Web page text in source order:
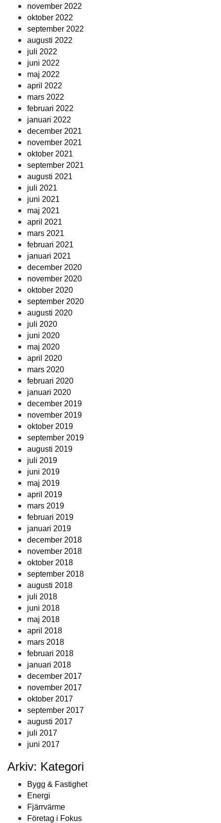
november 2022
oktober 2022
september 2022
augusti 2022
juli 2022
juni 2022
maj 2022
april 2022
mars 2022
februari 2022
januari 2022
december 2021
november 2021
oktober 2021
september 2021
augusti 2021
juli 2021
juni 2021
maj 2021
april 2021
mars 2021
februari 2021
januari 2021
december 2020
november 2020
oktober 2020
september 2020
augusti 2020
juli 2020
juni 2020
maj 2020
april 2020
mars 2020
februari 2020
januari 2020
december 2019
november 2019
oktober 2019
september 2019
augusti 2019
juli 2019
juni 2019
maj 2019
april 2019
mars 2019
februari 2019
januari 2019
december 2018
november 2018
oktober 2018
september 2018
augusti 2018
juli 2018
juni 2018
maj 2018
april 2018
mars 2018
februari 2018
januari 2018
december 2017
november 2017
oktober 2017
september 2017
augusti 2017
juli 2017
juni 2017
Arkiv: Kategori
Bygg & Fastighet
Energi
Fjärrvärme
Företag i Fokus